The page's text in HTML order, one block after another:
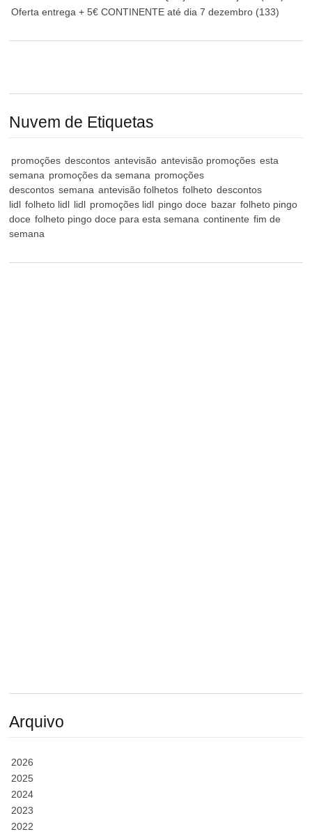
Oferta entrega + 5€ CONTINENTE até dia 7 dezembro (133)
Nuvem de Etiquetas
promoções descontos antevisão antevisão promoções esta
semana promoções da semana promoções
descontos semana antevisão folhetos folheto descontos
lidl folheto lidl lidl promoções lidl pingo doce bazar folheto pingo
doce folheto pingo doce para esta semana continente fim de
semana
Arquivo
2026
2025
2024
2023
2022